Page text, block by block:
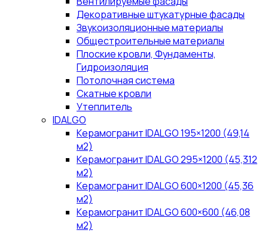
Декоративные штукатурные фасады
Звукоизоляционные материалы
Общестроительные материалы
Плоские кровли, Фундаменты,
Гидроизоляция
Потолочная система
Скатные кровли
Утеплитель
IDALGO
Керамогранит IDALGO 195×1200 (49,14
м2)
Керамогранит IDALGO 295×1200 (45,312
м2)
Керамогранит IDALGO 600×1200 (45,36
м2)
Керамогранит IDALGO 600×600 (46,08
м2)